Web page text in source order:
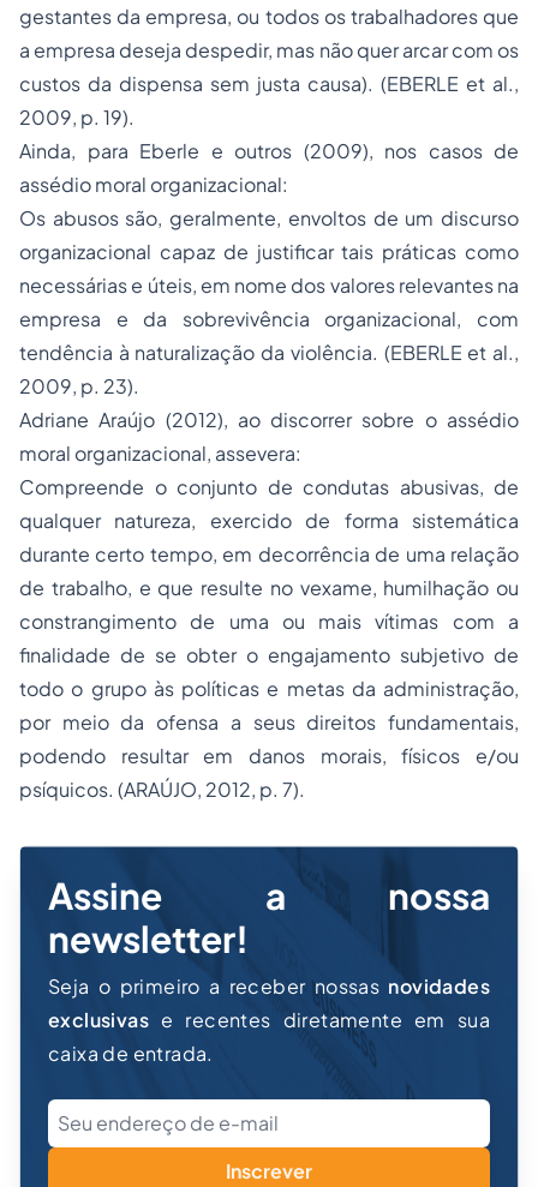
gestantes da empresa, ou todos os trabalhadores que
a empresa deseja despedir, mas não quer arcar com os
custos da dispensa sem justa causa). (EBERLE et al.,
2009, p. 19).
Ainda, para Eberle e outros (2009), nos casos de
assédio moral organizacional:
Os abusos são, geralmente, envoltos de um discurso
organizacional capaz de justificar tais práticas como
necessárias e úteis, em nome dos valores relevantes na
empresa e da sobrevivência organizacional, com
tendência à naturalização da violência. (EBERLE et al.,
2009, p. 23).
Adriane Araújo (2012), ao discorrer sobre o assédio
moral organizacional, assevera:
Compreende o conjunto de condutas abusivas, de
qualquer natureza, exercido de forma sistemática
durante certo tempo, em decorrência de uma relação
de trabalho, e que resulte no vexame, humilhação ou
constrangimento de uma ou mais vítimas com a
finalidade de se obter o engajamento subjetivo de
todo o grupo às políticas e metas da administração,
por meio da ofensa a seus direitos fundamentais,
podendo resultar em danos morais, físicos e/ou
psíquicos. (ARAÚJO, 2012, p. 7).
Assine a nossa
newsletter!
Seja o primeiro a receber nossas novidades
exclusivas e recentes diretamente em sua
caixa de entrada.
Inscrever